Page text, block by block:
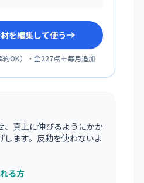
を編集して使う
約OK）・全227点＋毎月追加
、真上に伸びるようにかか
します。反動を使わないよ
る方